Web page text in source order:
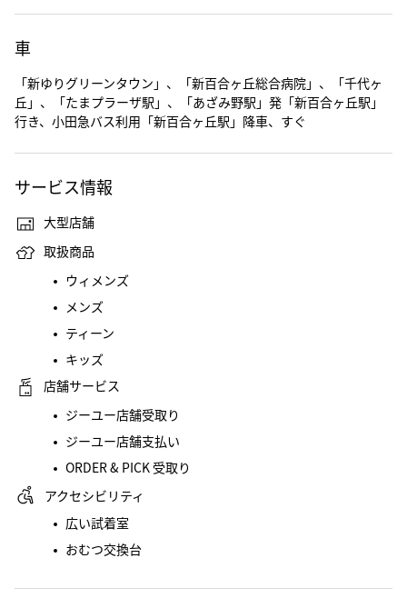
車
「新ゆりグリーンタウン」、「新百合ヶ丘総合病院」、「千代ヶ
丘」、「たまプラーザ駅」、「あざみ野駅」発「新百合ヶ丘駅」
行き、小田急バス利用「新百合ヶ丘駅」降車、すぐ
サービス情報
大型店舗
取扱商品
ウィメンズ
メンズ
ティーン
キッズ
店舗サービス
ジーユー店舗受取り
ジーユー店舗支払い
ORDER & PICK 受取り
アクセシビリティ
広い試着室
おむつ交換台